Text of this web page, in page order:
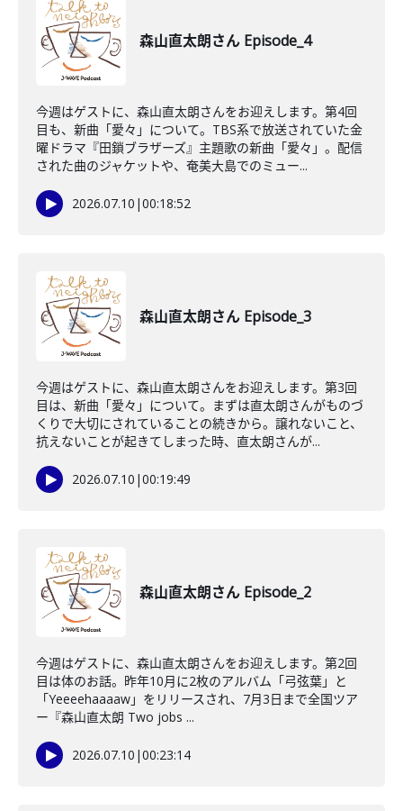
森山直太朗さん Episode_4
今週はゲストに、森山直太朗さんをお迎えします。第4回
目も、新曲「愛々」について。TBS系で放送されていた金
曜ドラマ『田鎖ブラザーズ』主題歌の新曲「愛々」。配信
された曲のジャケットや、奄美大島でのミュー...
2026.07.10 |00:18:52
森山直太朗さん Episode_3
今週はゲストに、森山直太朗さんをお迎えします。第3回
目は、新曲「愛々」について。まずは直太朗さんがものづ
くりで大切にされていることの続きから。譲れないこと、
抗えないことが起きてしまった時、直太朗さんが...
2026.07.10 |00:19:49
森山直太朗さん Episode_2
今週はゲストに、森山直太朗さんをお迎えします。第2回
目は体のお話。昨年10月に2枚のアルバム「弓弦葉」と
「Yeeeehaaaaw」をリリースされ、7月3日まで全国ツア
ー『森山直太朗 Two jobs ...
2026.07.10 |00:23:14